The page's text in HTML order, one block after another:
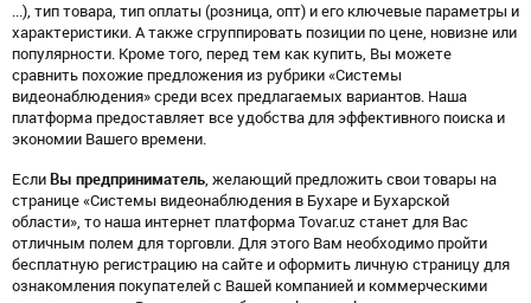
...), тип товара, тип оплаты (розница, опт) и его ключевые параметры и
характеристики. А также сгруппировать позиции по цене, новизне или
популярности. Кроме того, перед тем как купить, Вы можете
сравнить похожие предложения из рубрики «Системы
видеонаблюдения» среди всех предлагаемых вариантов. Наша
платформа предоставляет все удобства для эффективного поиска и
экономии Вашего времени.
Если Вы предприниматель , желающий предложить свои товары на
странице «Системы видеонаблюдения в Бухаре и Бухарской
области», то наша интернет платформа Tovar.uz станет для Вас
отличным полем для торговли. Для этого Вам необходимо пройти
бесплатную регистрацию на сайте и оформить личную страницу для
ознакомления покупателей с Вашей компанией и коммерческими